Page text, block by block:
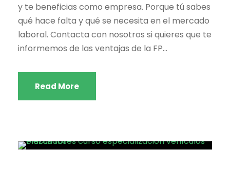
y te beneficias como empresa. Porque tú sabes
qué hace falta y qué se necesita en el mercado
laboral. Contacta con nosotros si quieres que te
informemos de las ventajas de la FP...
Read More